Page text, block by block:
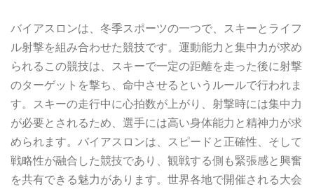
バイアスロンは、冬季スポーツの一つで、スキーとライフ
ル射撃を組み合わせた競技です。運動能力と集中力が求め
られるこの競技は、スキーで一定の距離を走った後に射撃
のターゲットを撃ち、命中させるというルールで行われま
す。スキーの走行中に心拍数が上がり、射撃時には集中力
が必要とされるため、選手には高い身体能力と精神力が求
められます。バイアスロンは、スピードと正確性、そして
戦略性が融合した競技であり、観戦する側も緊張感と興奮
を共有できる魅力があります。世界各地で開催される大会